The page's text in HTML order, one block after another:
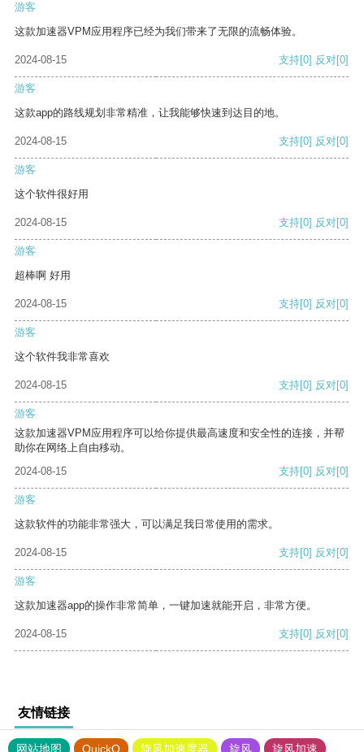
游客
这款加速器VPM应用程序已经为我们带来了无限的流畅体验。
2024-08-15 支持[0] 反对[0]
游客
这款app的路线规划非常精准，让我能够快速到达目的地。
2024-08-15 支持[0] 反对[0]
游客
这个软件很好用
2024-08-15 支持[0] 反对[0]
游客
超棒啊 好用
2024-08-15 支持[0] 反对[0]
游客
这个软件我非常喜欢
2024-08-15 支持[0] 反对[0]
游客
这款加速器VPM应用程序可以给你提供最高速度和安全性的连接，并帮
助你在网络上自由移动。
2024-08-15
支持[0] 反对[0]
游客
这款软件的功能非常强大，可以满足我日常使用的需求。
2024-08-15 支持[0] 反对[0]
游客
这款加速器app的操作非常简单，一键加速就能开启，非常方便。
2024-08-15 支持[0] 反对[0]
友情链接
网站地图 QuickQ 旋风加速度器 旋风 旋风加速